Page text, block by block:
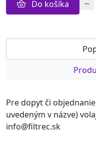
Do košíka
Pre dopyt či
uvedeným v názve)
info@filtrec.sk